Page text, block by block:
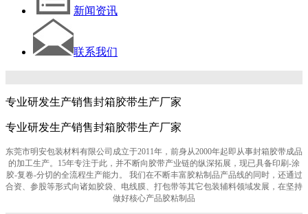
新闻资讯
联系我们
专业研发生产销售封箱胶带生产厂家
专业研发生产销售封箱胶带生产厂家
东莞市明安包装材料有限公司成立于2011年，前身从2000年起即从事封箱胶带成品
的加工生产。15年专注于此，并不断向胶带产业链的纵深拓展，现已具备印刷-涂
胶-复卷-分切的全流程生产能力。 我们在不断丰富胶粘制品产品线的同时，还通过
合资、参股等形式向诸如胶袋、电线膜、打包带等其它包装辅料领域发展，在坚持
做好核心产品胶粘制品